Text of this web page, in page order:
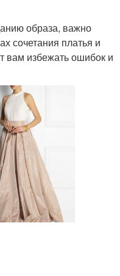
образа, важно
сочетания платья и
вам избежать ошибок и